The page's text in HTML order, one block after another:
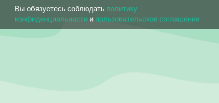
Вы обязуетесь соблюдать политику
конфиденциальности и пользовательское соглашение